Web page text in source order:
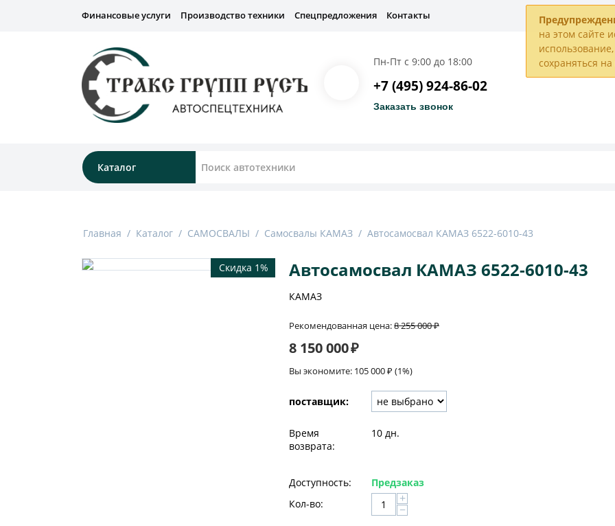
на этом сайте
сохраняться
Финансовые услуги Производство техники Спецпредложения Контакты
Пн-Пт с 9:00 до 18:00
+7 (495) 924-86-02
Заказать звонок
Каталог
Главная / Каталог / САМОСВАЛЫ / Самосвалы КАМАЗ / Автосамосвал КАМАЗ 6522-6010-43
Скидка 1% Автосамосвал КАМАЗ 6522-6010-43
КАМАЗ
Рекомендованная цена:8 255 000₽
8 150 000₽
Вы экономите: 105 000₽ (1%)
поставщик:
Время
возврата:
10 дн.
Доступность:
Предзаказ
Кол-во:
+
−